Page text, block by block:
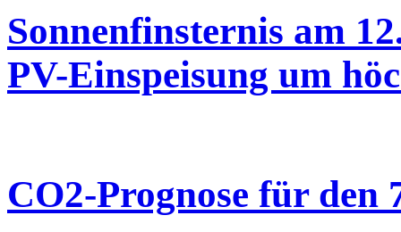
Sonnenfinsternis am
PV-Einspeisung um
CO2-Prognose für den